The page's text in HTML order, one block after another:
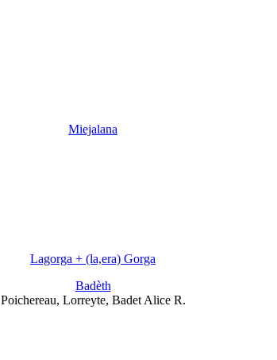
Miejalana
Lagorga + (la,era) Gorga
Badèth
Poichereau, Lorreyte, Badet Alice R.